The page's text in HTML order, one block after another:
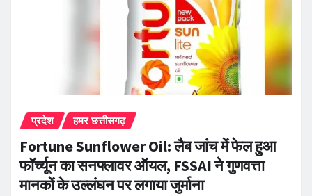
प्रदेश हमर छत्तीसगढ़
Fortune Sunflower Oil: लैब जांच में फेल हुआ
फॉर्च्यून का सनफ्लावर ऑयल, FSSAI ने गुणवत्ता
मानकों के उल्लंघन पर लगाया जुर्माना